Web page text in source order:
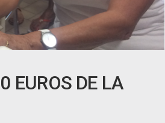
EUROS DE LA